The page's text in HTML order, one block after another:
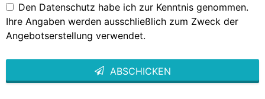
Den Datenschutz habe ich zur Kenntnis genommen.
Ihre Angaben werden ausschließlich zum Zweck der
Angebotserstellung verwendet.
ABSCHICKEN